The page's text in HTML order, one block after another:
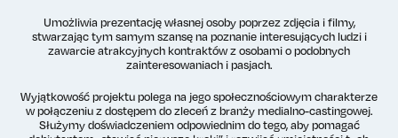
Umożliwia prezentację własnej osoby poprzez zdjęcia i filmy,
stwarzając tym samym szansę na poznanie interesujących ludzi i
zawarcie atrakcyjnych kontraktów z osobami o podobnych
zainteresowaniach i pasjach.
Wyjątkowość projektu polega na jego społecznościowym charakterze
w połączeniu z dostępem do zleceń z branży medialno-castingowej.
Służymy doświadczeniem odpowiednim do tego, aby pomagać